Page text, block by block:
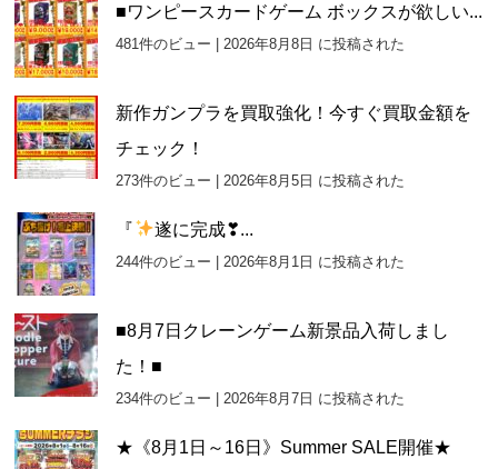
■ワンピースカードゲーム ボックスが欲しい...
481件のビュー 2026年8月8日 に投稿された
新作ガンプラを買取強化！今すぐ買取金額を
チェック！
273件のビュー 2026年8月5日 に投稿された
『 遂に完成❣...
244件のビュー 2026年8月1日 に投稿された
■8月7日クレーンゲーム新景品入荷しまし
た！■
234件のビュー 2026年8月7日 に投稿された
★《8月1日～16日》Summer SALE開催★